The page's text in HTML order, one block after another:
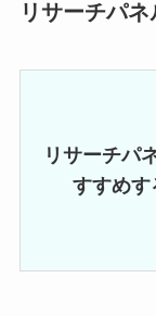
リサーチパ
リサーチパ
すすめす